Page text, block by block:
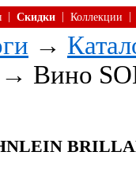
Скидки Коллекции
→
→ Вино